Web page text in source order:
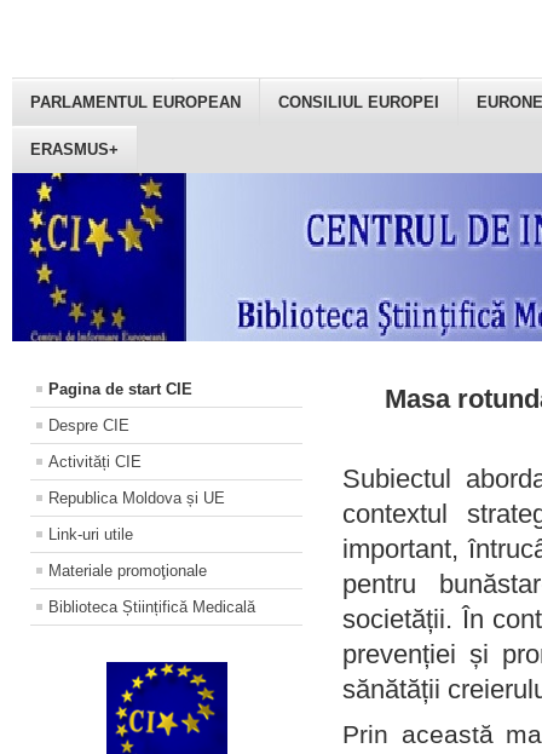
PARLAMENTUL EUROPEAN CONSILIUL EUROPEI
ERASMUS+
Pagina de start CIE
Despre CIE
Activități CIE
Republica Moldova și UE
Link-uri utile
Materiale promoţionale
Biblioteca Științifică Medicală
Masa
Subiectul
contextul
important,
pentru
societății. În
prevenției și
sănătății
Prin această